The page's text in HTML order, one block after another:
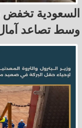
السعودية تخفض
وسط تصاعد